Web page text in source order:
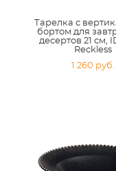
Тарелка с
бортом для
десертов 21 см,
Reckless
1 260 pуб.